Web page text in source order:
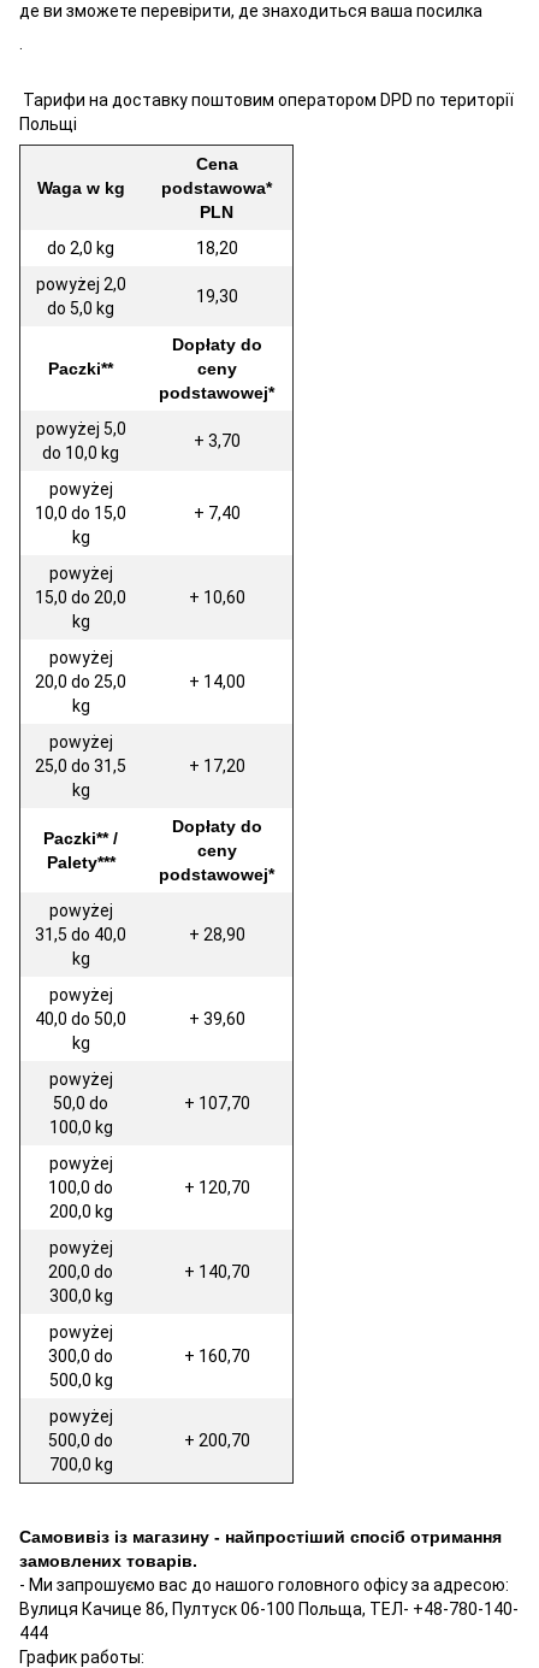
де ви зможете перевірити, де знаходиться ваша посилка
Тарифи на доставку поштовим оператором DPD по території
Польщі
Waga w kg
Cena
podstawowa*
PLN
do 2,0 kg
18,20
powyżej 2,0
do 5,0 kg
19,30
Paczki**
Dopłaty do
ceny
podstawowej*
powyżej 5,0
do 10,0 kg
+ 3,70
powyżej
10,0 do 15,0
kg
+ 7,40
powyżej
15,0 do 20,0
kg
+ 10,60
powyżej
20,0 do 25,0
kg
+ 14,00
powyżej
25,0 do 31,5
kg
+ 17,20
Paczki** /
Palety***
Dopłaty do
ceny
podstawowej*
powyżej
31,5 do 40,0
kg
+ 28,90
powyżej
40,0 do 50,0
kg
+ 39,60
powyżej
50,0 do
100,0 kg
+ 107,70
powyżej
100,0 do
200,0 kg
+ 120,70
powyżej
200,0 do
300,0 kg
+ 140,70
powyżej
300,0 do
500,0 kg
+ 160,70
powyżej
500,0 do
700,0 kg
+ 200,70
Самовивіз із магазину - найпростіший спосіб отримання
замовлених товарів.
- Ми запрошуємо вас до нашого головного офісу за адресою:
Вулиця Качице 86, Пултуск 06-100 Польща, ТЕЛ- +48-780-140-
444
График работы: